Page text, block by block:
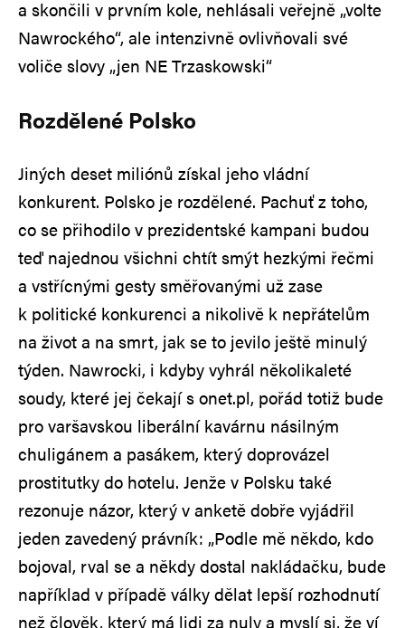
a skončili v prvním kole, nehlásali veřejně „volte
Nawrockého“, ale intenzivně ovlivňovali své
voliče slovy „jen NE Trzaskowski“
Rozdělené Polsko
Jiných deset miliónů získal jeho vládní
konkurent. Polsko je rozdělené. Pachuť z toho,
co se přihodilo v prezidentské kampani budou
teď najednou všichni chtít smýt hezkými řečmi
a vstřícnými gesty směřovanými už zase
k politické konkurenci a nikolivě k nepřátelům
na život a na smrt, jak se to jevilo ještě minulý
týden. Nawrocki, i kdyby vyhrál několikaleté
soudy, které jej čekají s onet.pl, pořád totiž bude
pro varšavskou liberální kavárnu násilným
chuligánem a pasákem, který doprovázel
prostitutky do hotelu. Jenže v Polsku také
rezonuje názor, který v anketě dobře vyjádřil
jeden zavedený právník: „Podle mě někdo, kdo
bojoval, rval se a někdy dostal nakládačku, bude
například v případě války dělat lepší rozhodnutí
než člověk, který má lidi za nuly a myslí si, že ví